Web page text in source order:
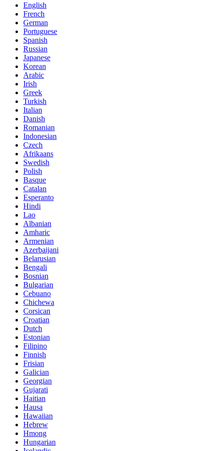
English
French
German
Portuguese
Spanish
Russian
Japanese
Korean
Arabic
Irish
Greek
Turkish
Italian
Danish
Romanian
Indonesian
Czech
Afrikaans
Swedish
Polish
Basque
Catalan
Esperanto
Hindi
Lao
Albanian
Amharic
Armenian
Azerbaijani
Belarusian
Bengali
Bosnian
Bulgarian
Cebuano
Chichewa
Corsican
Croatian
Dutch
Estonian
Filipino
Finnish
Frisian
Galician
Georgian
Gujarati
Haitian
Hausa
Hawaiian
Hebrew
Hmong
Hungarian